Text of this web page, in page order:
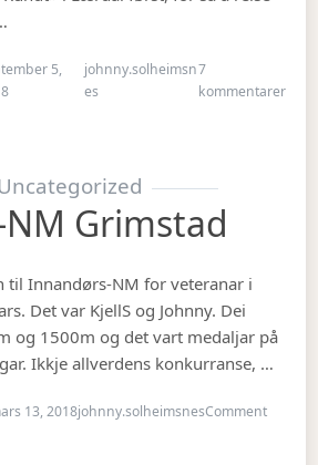
5,
johnny.solheimsn
es
7
kommentarertil
Grimstad
til Innandørs-NM for veteranar i
Det var KjellS og Johnny. Dei
og 1500m og det vart medaljar på
Ikkje allverdens konkurranse, …
13, 2018johnny.solheimsnesCommenton